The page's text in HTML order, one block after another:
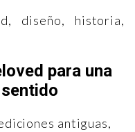
diseño, historia,
para una
antiguas,